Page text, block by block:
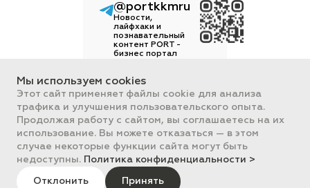
Вся информация, размещенная на
сайте, носит ознакомительный
характер и не является
публичной офертой,
определяемой положениями
Статьи 437 ГК РФ.
Все цены на сайте указаны с НДС.
ООО "ПОРТ" ИНН 2461018892,
ОГРН 1022401953496
ПОРТ 2011-2026
Политика обработки данных
@portkkmru
Новости,
лайфхаки и
познавательный
контент PORT -
бизнес портал
Мы используем cookies
Этот сайт применяет файлы cookie для анализа
трафика и улучшения пользовательского опыта.
Продолжая работу с сайтом, вы соглашаетесь на их
использование. Вы можете отказаться — в этом
случае некоторые функции сайта могут быть
недоступны. Политика конфиденциальности >
Отклонить Принять